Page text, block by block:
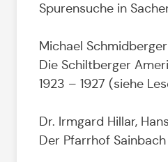
Spurensuche in
Michael Schmidberger
Die Schiltberger
1923 – 1927 (siehe
Dr. Irmgard Hillar,
Der Pfarrhof Sainbach